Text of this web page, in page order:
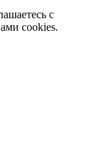
с
cookies.